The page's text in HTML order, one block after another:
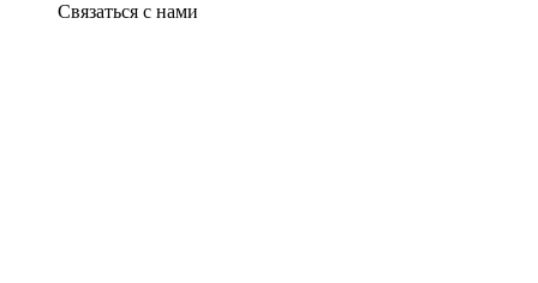
Связаться с нами